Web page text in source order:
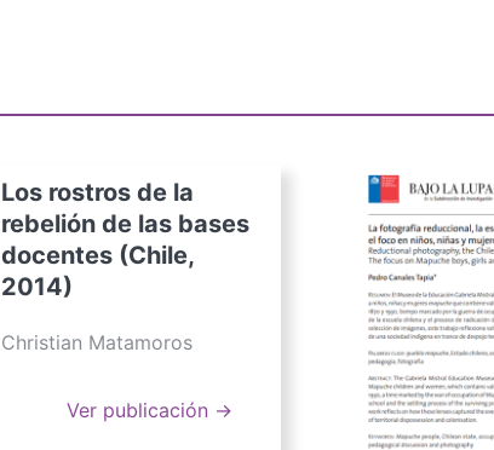
Los rostros de la
rebelión de las bases
docentes (Chile,
2014)
Christian Matamoros
Ver publicación →